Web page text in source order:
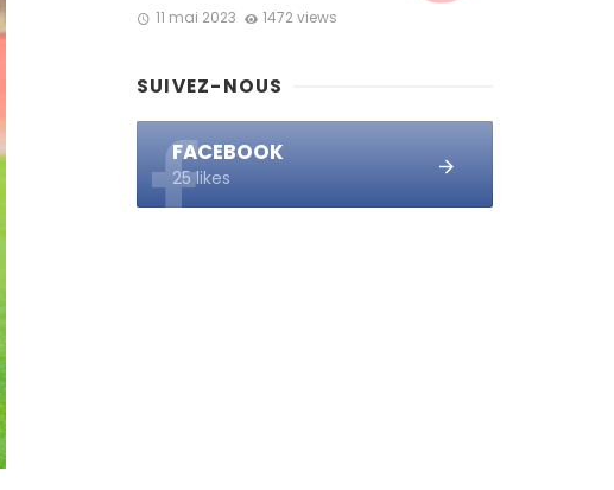
11 mai 2023 1472 views
SUIVEZ-NOUS
FACEBOOK
25 likes